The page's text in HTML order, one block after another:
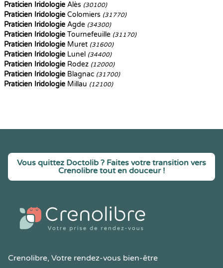
Praticien Iridologie Alès (30100)
Praticien Iridologie Colomiers (31770)
Praticien Iridologie Agde (34300)
Praticien Iridologie Tournefeuille (31170)
Praticien Iridologie Muret (31600)
Praticien Iridologie Lunel (34400)
Praticien Iridologie Rodez (12000)
Praticien Iridologie Blagnac (31700)
Praticien Iridologie Millau (12100)
Vous quittez Doctolib ? Faites votre transition vers
Crenolibre tout en douceur !
Crenolibre, Votre rendez-vous bien-être